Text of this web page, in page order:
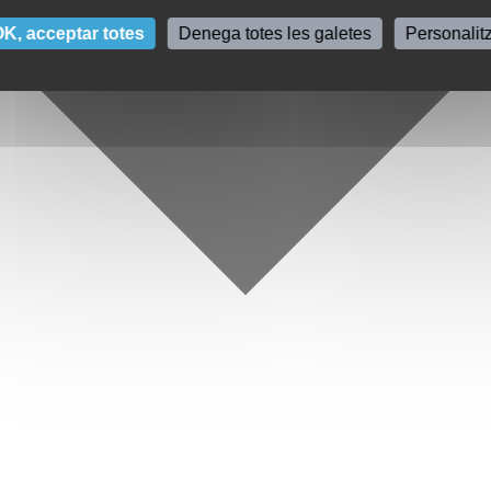
acceptar totes Denega totes les galetes